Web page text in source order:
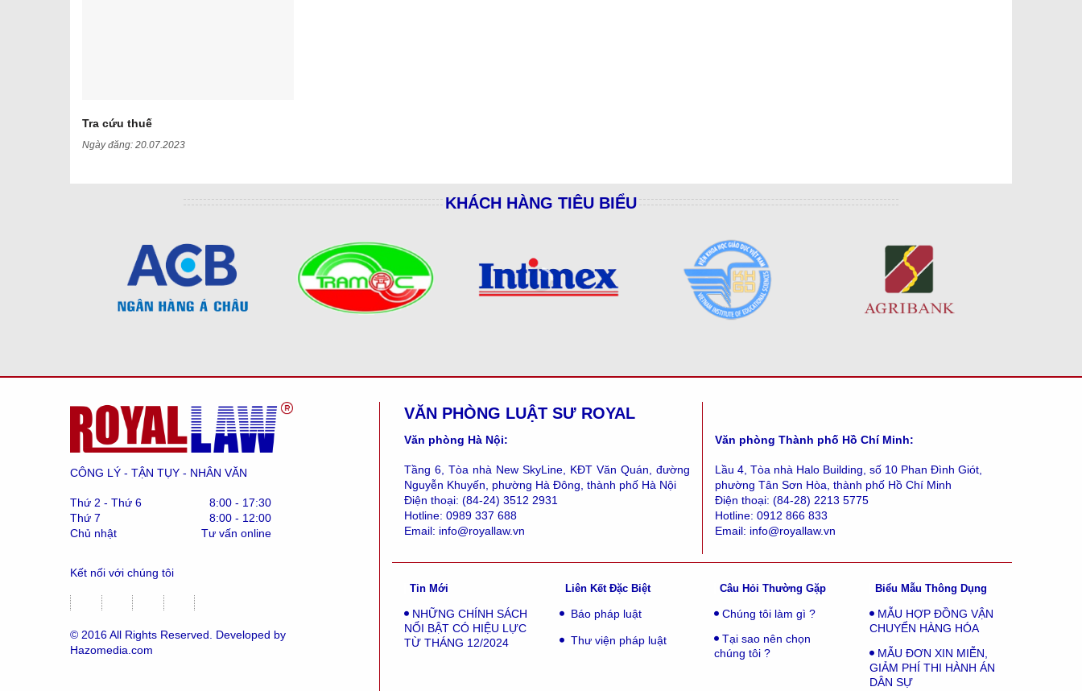
Tra cứu thuế
Ngày đăng: 20.07.2023
KHÁCH HÀNG TIÊU BIỂU
CÔNG LÝ - TẬN TỤY - NHÂN VĂN
Thứ 2 - Thứ 6
8:00 - 17:30
Thứ 7
8:00 - 12:00
Chủ nhật
Tư vấn online
Kết nối với chúng tôi
© 2016 All Rights Reserved. Developed by
Hazomedia.com
VĂN PHÒNG LUẬT SƯ ROYAL
Văn phòng Hà Nội:
Tầng 6, Tòa nhà New SkyLine, KĐT Văn Quán, đường
Nguyễn Khuyến, phường Hà Đông, thành phố Hà Nội
Điện thoại: (84-24) 3512 2931
Hotline: 0989 337 688
Email: info@royallaw.vn
Văn phòng Thành phố Hồ Chí Minh:
Lầu 4, Tòa nhà Halo Building, số 10 Phan Đình Giót,
phường Tân Sơn Hòa, thành phố Hồ Chí Minh
Điện thoại: (84-28) 2213 5775
Hotline: 0912 866 833
Email: info@royallaw.vn
Tin Mới
NHỮNG CHÍNH SÁCH
NỔI BẬT CÓ HIỆU LỰC
TỪ THÁNG 12/2024
Liên Kết Đặc Biệt
Báo pháp luật
Thư viện pháp luật
Câu Hỏi Thường Gặp
Chúng tôi làm gì ?
Tại sao nên chọn
chúng tôi ?
Biểu Mẫu Thông Dụng
MẪU HỢP ĐỒNG VẬN
CHUYỂN HÀNG HÓA
MẪU ĐƠN XIN MIỄN,
GIẢM PHÍ THI HÀNH ÁN
DÂN SỰ